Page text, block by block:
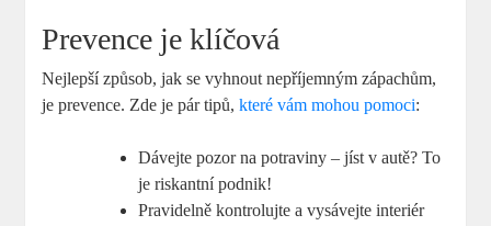
Prevence je klíčová
Nejlepší způsob, jak se vyhnout nepříjemným zápachům,
je prevence. Zde je pár tipů,které vám mohou pomoci:
Dávejte pozor na potraviny – jíst v autě? To
je riskantní podnik!
Pravidelně kontrolujte a vysávejte interiér